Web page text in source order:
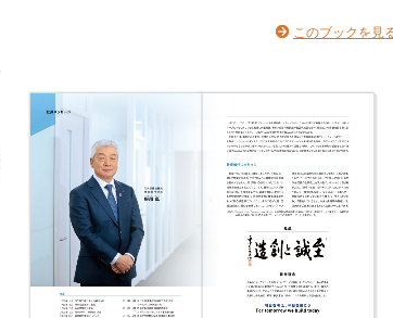
このブックを見